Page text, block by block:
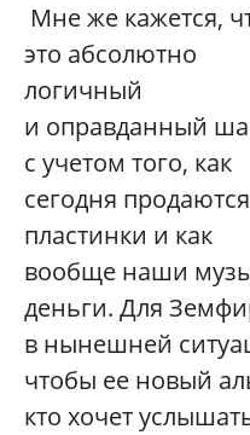
Мне же кажется,
это абсолютно
логичный
и оправданный
с учетом того, как
сегодня продаются
пластинки и как
вообще наши
деньги. Для
в нынешней
чтобы ее новый
кто хочет